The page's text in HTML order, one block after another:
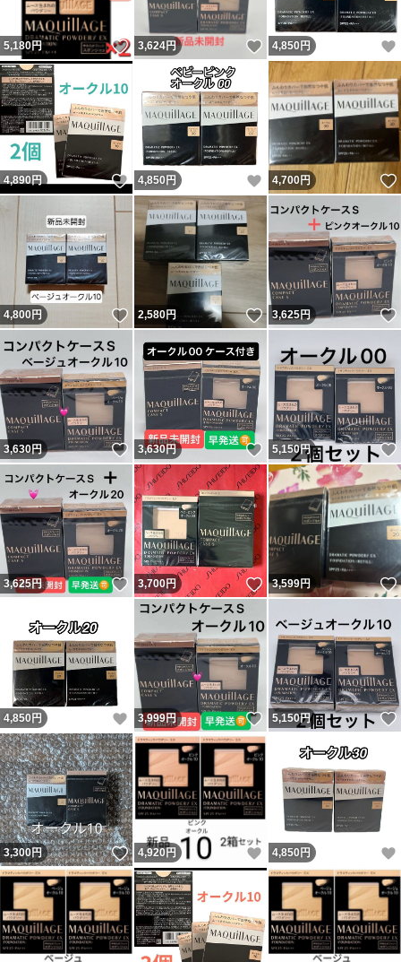
5,180円 いいね！
3,624円 いいね！
4,850 円
4,890 円 いいね！
4,850 円 いいね！
4,700円
4,800円 いいね！
2,580円 いいね！
3,625円
3,630円 いいね！
3,630円 いいね！
5,150円
3,625円 いいね！
3,700円 いいね！
3,599円
4,850 円 いいね！
3,999円 いいね！
5,150円
3,300円 いいね！
4,920 円 いいね！
4,850 円